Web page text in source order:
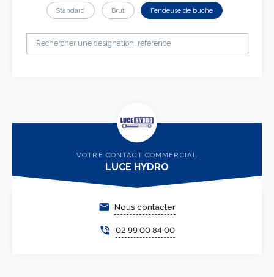
Standard Brut Fendeuse de buche
VOTRE CONTACT COMMERCIAL
LUCE HYDRO
email Nous contacter
phone_in_talk 02 99 00 84 00